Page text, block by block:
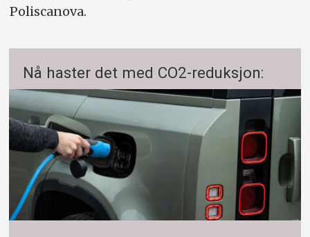
Poliscanova.
Nå haster det med CO2-reduksjon: